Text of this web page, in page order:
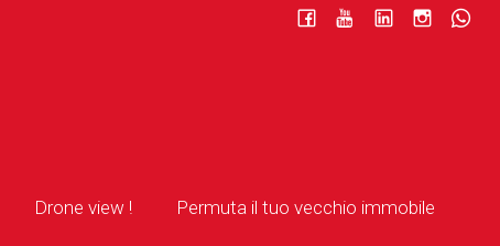
Drone view ! Permuta il tuo vecchio immobile